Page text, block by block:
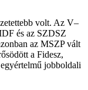
volt. Az V–
és az SZDSZ
az MSZP vált
a Fidesz,
jobboldali